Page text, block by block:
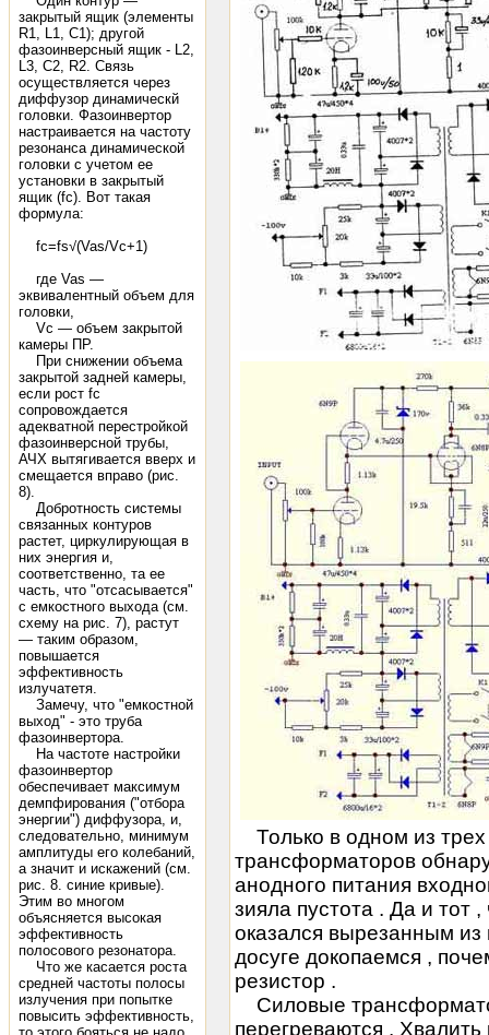
закрытый ящик (элементы
R1, L1, C1); другой
фазоинверсный ящик - L2,
L3, C2, R2. Связь
осуществляется через
диффузор динамическй
головки. Фазоинвертор
настраивается на частоту
резонанса динамической
головки с учетом ее
установки в закрытый
ящик (fc). Вот такая
формула:
fc=fs√(Vas/Vc+1)
где Vas —
эквивалентный объем для
головки,
Vc — объем закрытой
камеры ПР.
При снижении объема
закрытой задней камеры,
если рост fc
сопровождается
адекватной перестройкой
фазоинверсной трубы,
АЧХ вытягивается вверх и
смещается вправо (рис.
8).
Добротность системы
связанных контуров
растет, циркулирующая в
них энергия и,
соответственно, та ее
часть, что "отсасывается"
с емкостного выхода (см.
схему на рис. 7), растут
— таким образом,
повышается
эффективность
излучатетя.
Замечу, что "емкостной
выход" - это труба
фазоинвертора.
На частоте настройки
фазоинвертор
обеспечивает максимум
демпфирования ("отбора
энергии") диффузора, и,
следовательно, минимум
амплитуды его колебаний,
а значит и искажений (см.
рис. 8. синие кривые).
Этим во многом
объясняется высокая
эффективность
полосового резонатора.
Что же касается роста
средней частоты полосы
излучения при попытке
повысить эффективность,
Только в одном из
трансформаторов
анодного питания
зияла пустота . Да и тот
оказался вырезанным из
досуге докопаемся ,
резистор .
Силовые
перегреваются .